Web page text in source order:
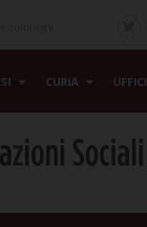
CURIA UFFICI
Sociali